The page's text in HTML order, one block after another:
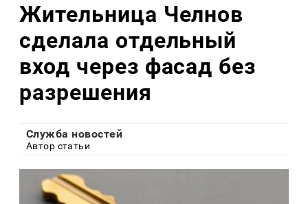
Жительница Челнов
сделала отдельный
вход через фасад без
разрешения
Служба новостей
Автор статьи